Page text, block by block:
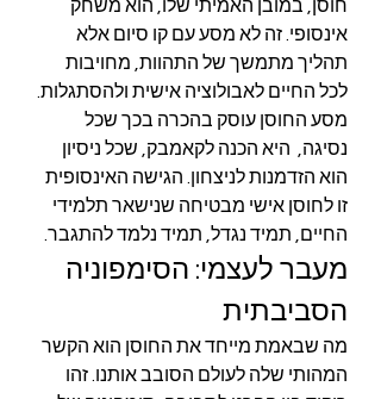
חוסן, במובן האמיתי שלו, הוא משחק
אינסופי. זה לא מסע עם קו סיום אלא
תהליך מתמשך של התהוות, מחויבות
לכל החיים לאבולוציה אישית ולהסתגלות.
מסע החוסן עוסק בהכרה בכך שכל
נסיגה,  היא הכנה לקאמבק, שכל ניסיון
הוא הזדמנות לניצחון. הגישה האינסופית
זו לחוסן אישי מבטיחה שנישאר תלמידי
החיים, תמיד נגדל, תמיד נלמד להתגבר.
מעבר לעצמי: הסימפוניה
הסביבתית
מה שבאמת מייחד את החוסן הוא הקשר
המהותי שלה לעולם הסובב אותנו. זהו